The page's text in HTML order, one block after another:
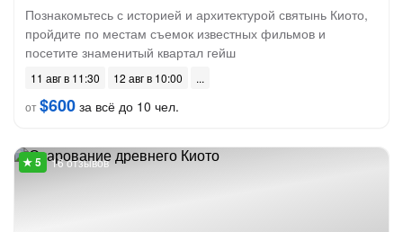
Познакомьтесь с историей и архитектурой святынь Киото,
пройдите по местам съемок известных фильмов и
посетите знаменитый квартал гейш
11 авг в 11:30
12 авг в 10:00
от$600 за всё до 10 чел.
16 отзывов